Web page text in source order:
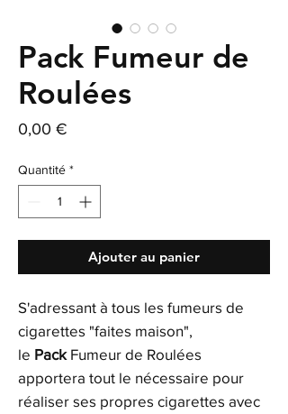
Pack Fumeur de
Roulées
0,00 €
Quantité *
Ajouter au panier
S'adressant à tous les fumeurs de
cigarettes "faites maison",
le PackFumeur de Roulées
apportera tout le nécessaire pour
réaliser ses propres cigarettes avec